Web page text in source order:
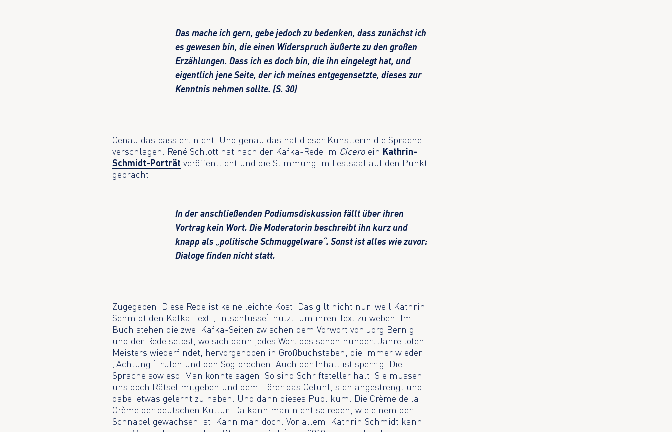
Das mache ich gern, gebe jedoch zu bedenken, dass zunächst ich
es gewesen bin, die einen Widerspruch äußerte zu den großen
Erzählungen. Dass ich es doch bin, die ihn eingelegt hat, und
eigentlich jene Seite, der ich meines entgegensetzte, dieses zur
Kenntnis nehmen sollte. (S. 30)
Genau das passiert nicht. Und genau das hat dieser Künstlerin die Sprache
verschlagen. René Schlott hat nach der Kafka-Rede im Cicero ein Kathrin-
Schmidt-Porträt veröffentlicht und die Stimmung im Festsaal auf den Punkt
gebracht:
In der anschließenden Podiumsdiskussion fällt über ihren
Vortrag kein Wort. Die Moderatorin beschreibt ihn kurz und
knapp als „politische Schmuggelware“. Sonst ist alles wie zuvor:
Dialoge finden nicht statt.
Zugegeben: Diese Rede ist keine leichte Kost. Das gilt nicht nur, weil Kathrin
Schmidt den Kafka-Text „Entschlüsse“ nutzt, um ihren Text zu weben. Im
Buch stehen die zwei Kafka-Seiten zwischen dem Vorwort von Jörg Bernig
und der Rede selbst, wo sich dann jedes Wort des schon hundert Jahre toten
Meisters wiederfindet, hervorgehoben in Großbuchstaben, die immer wieder
„Achtung!“ rufen und den Sog brechen. Auch der Inhalt ist sperrig. Die
Sprache sowieso. Man könnte sagen: So sind Schriftsteller halt. Sie müssen
uns doch Rätsel mitgeben und dem Hörer das Gefühl, sich angestrengt und
dabei etwas gelernt zu haben. Und dann dieses Publikum. Die Crème de la
Crème der deutschen Kultur. Da kann man nicht so reden, wie einem der
Schnabel gewachsen ist. Kann man doch. Vor allem: Kathrin Schmidt kann